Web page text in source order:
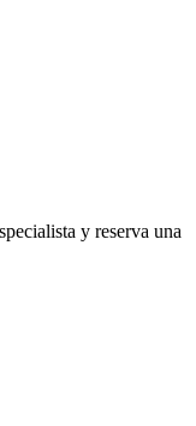
y reserva una